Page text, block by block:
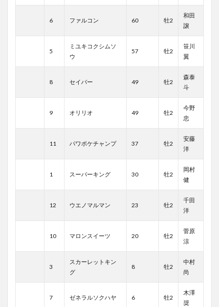
6 ファルコン 60 牡2
和田
譲
5
ミユキコクシムソ
ウ
57 牡2
笹川
翼
8 セイバー 49 牡2
森泰
斗
9 オリリオ 49 牡2
今野
忠
11 パワポケチャンプ 37 牡2
安藤
洋
1 スーパーキング 30 牡2
岡村
健
12 ウエノマルマン 23 牡2
千田
洋
10 マロンスイーツ 20 牡2
菅原
涼
3
スカーレットキン
グ
8 牡2
中村
尚
7 ゼネラルソクハヤ 6 牡2
木澤
奨